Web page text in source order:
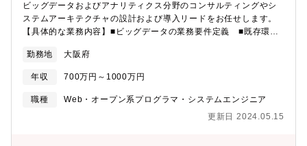
ビッグデータおよびアナリティクス分野のコンサルティングやシ
ステムアーキテクチャの設計および導入リードをお任せします。
【具体的な業務内容】■ビッグデータの業務要件定義 ■既存環境
入などをご自身の経験をもとにプリセールスをリード■受注後には
ソリューションアーキテクトとしてシステム構築を支援■特定の業
種・業界に関する深い見識や専門知識をもって顧客に相対し、顧
客との信頼関係の構築を行う■ビッグデータおよびアナリティクス
ドとアーキテクチャ設計をリードする■提案にあたっては顧客のビ
勤務地 大阪府
年収 700万円～1000万円
職種
Web・オープン系プログラマ・システムエンジニア
更新日 2024.05.15